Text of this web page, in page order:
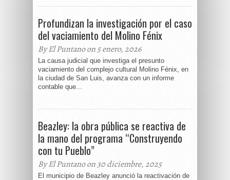
Profundizan la investigación por el caso
del vaciamiento del Molino Fénix
By El Puntano on 5 enero, 2026
La causa judicial que investiga el presunto
vaciamiento del complejo cultural Molino Fénix, en
la ciudad de San Luis, avanza con un informe
contable que...
Beazley: la obra pública se reactiva de
la mano del programa “Construyendo
con tu Pueblo”
By El Puntano on 30 diciembre, 2025
El municipio de Beazley anunció la reactivación de